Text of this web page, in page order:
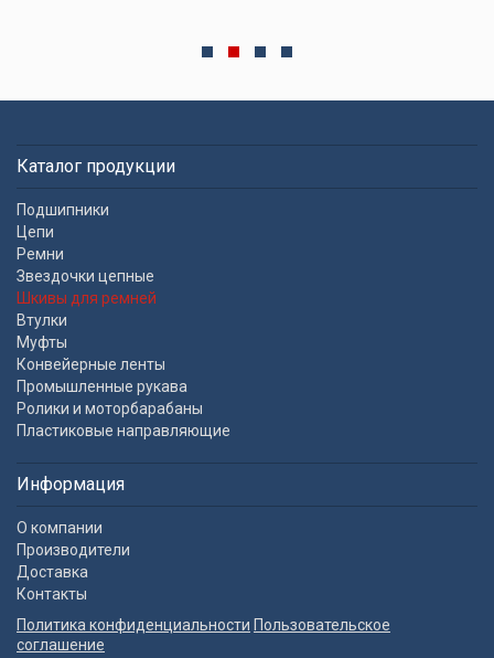
Каталог продукции
Подшипники
Цепи
Ремни
Звездочки цепные
Шкивы для ремней
Втулки
Муфты
Конвейерные ленты
Промышленные рукава
Ролики и моторбарабаны
Пластиковые направляющие
Информация
О компании
Производители
Доставка
Контакты
Политика конфиденциальности Пользовательское
соглашение